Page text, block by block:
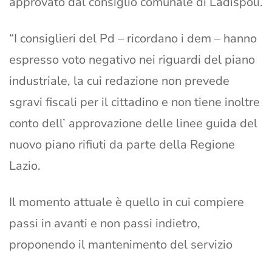
“I consiglieri del Pd – ricordano i dem – hanno
espresso voto negativo nei riguardi del piano
industriale, la cui redazione non prevede
sgravi fiscali per il cittadino e non tiene inoltre
conto dell’ approvazione delle linee guida del
nuovo piano rifiuti da parte della Regione
Lazio.
Il momento attuale è quello in cui compiere
passi in avanti e non passi indietro,
proponendo il mantenimento del servizio